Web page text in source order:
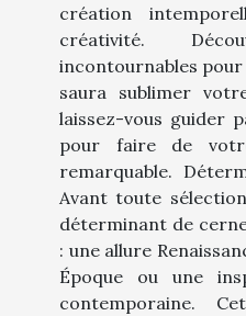
création
créativité.
incontournables
saura sublimer
laissez-vous guider
pour faire de
remarquable.
Avant toute
déterminant de
: une allure
Époque ou une
contemporaine.